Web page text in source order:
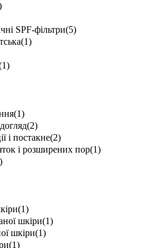
SPF-фільтри(5)
(1)
(1)
(2)
і постакне(2)
і розширених пор(1)
(1)
шкіри(1)
шкіри(1)
(1)